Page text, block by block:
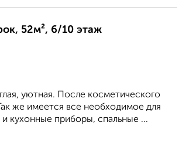
52м², 6/10 этаж
уютная. После косметического
же имеется все необходимое для
кухонные приборы, спальные ...